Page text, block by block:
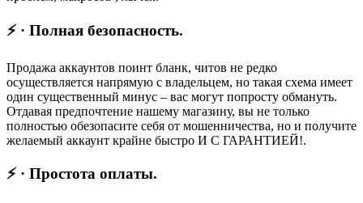
⚡ · Полная безопасность.
Продажа аккаунтов поинт бланк, читов не редко
осуществляется напрямую с владельцем, но такая схема имеет
один существенный минус – вас могут попросту обмануть.
Отдавая предпочтение нашему магазину, вы не только
полностью обезопасите себя от мошенничества, но и получите
желаемый аккаунт крайне быстро И С ГАРАНТИЕЙ!.
⚡ · Простота оплаты.